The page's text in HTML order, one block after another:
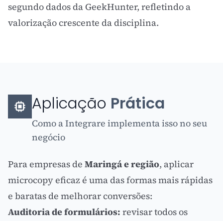
segundo dados da GeekHunter, refletindo a
valorização crescente da disciplina.
Aplicação Prática
Como a Integrare implementa isso no seu
negócio
Para empresas de Maringá e região, aplicar
microcopy eficaz é uma das formas mais rápidas
e baratas de melhorar conversões:
Auditoria de formulários: revisar todos os